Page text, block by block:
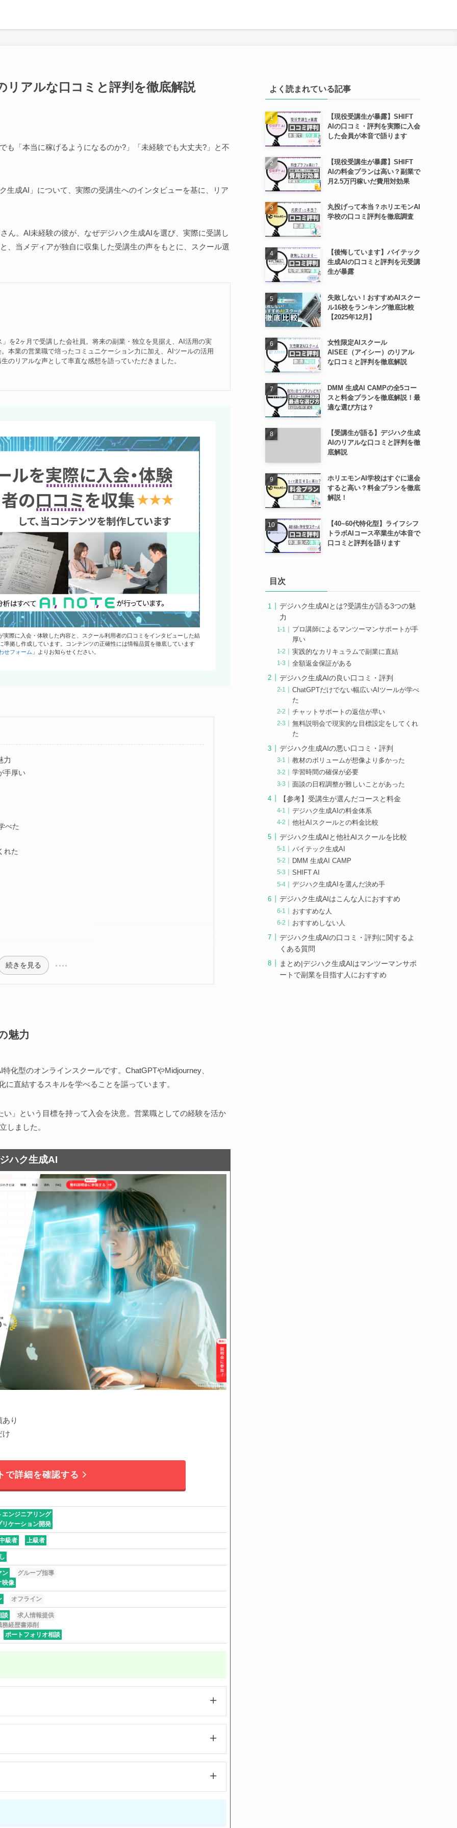
リアルな口コミと評判を徹底解説
も「本当に稼げるようになるのか?」「未経験でも大丈夫?」と不
生成AI」について、実際の受講生へのインタビューを基に、リア
ん。AI未経験の彼が、なぜデジハク生成AIを選び、実際に受講し
、当メディアが独自に収集した受講生の声をもとに、スクール選
を2ヶ月で受講した会社員。将来の副業・独立を見据え、AI活用の実
本業の営業職で培ったコミュニケーション力に加え、AIツールの活用
のリアルな声として率直な感想を語っていただきました。
際に入会・体験した内容と、スクール利用者の口コミをインタビューした結
準拠し作成しています。コンテンツの正確性には情報品質を徹底しています
せフォーム 」よりお知らせください。
力
手厚い
べた
れた
続きを見る
魅力
化型のオンラインスクールです。ChatGPTやMidjourney、
直結するスキルを学べることを謳っています。
」という目標を持って入会を決意。営業職としての経験を活か
しました。
ハク生成AI
り
け
で詳細を確認する
エンジニアリング
ケーション開発
級者 上級者
ン
グループ指導
映像
オフライン
談
求人情報提供
経歴書添削
ポートフォリオ相談
よく読まれている記事
【現役受講生が暴露】SHIFT
AIの口コミ・評判を実際に入会
した会員が本音で語ります
【現役受講生が暴露】SHIFT
AIの料金プランは高い？副業で
月2.5万円稼いだ費用対効果
丸投げって本当？ホリエモンAI
学校の口コミ評判を徹底調査
【後悔しています】バイテック
生成AIの口コミと評判を元受講
生が暴露
失敗しない！おすすめAIスクー
ル16校をランキング徹底比較
【2025年12月】
女性限定AIスクール
AISEE（アイシー）のリアル
な口コミと評判を徹底解説
DMM 生成AI CAMPの全5コー
スと料金プランを徹底解説！最
適な選び方は？
【受講生が語る】デジハク生成
AIのリアルな口コミと評判を徹
底解説
ホリエモンAI学校はすぐに退会
すると高い？料金プランを徹底
解説！
【40~60代特化型】ライフシフ
トラボAIコース卒業生が本音で
口コミと評判を語ります
目次
デジハク生成AIとは?受講生が語る3つの魅
力
プロ講師によるマンツーマンサポートが手
厚い
実践的なカリキュラムで副業に直結
全額返金保証がある
デジハク生成AIの良い口コミ・評判
ChatGPTだけでない幅広いAIツールが学べ
た
チャットサポートの返信が早い
無料説明会で現実的な目標設定をしてくれ
た
デジハク生成AIの悪い口コミ・評判
教材のボリュームが想像より多かった
学習時間の確保が必要
面談の日程調整が難しいことがあった
【参考】受講生が選んだコースと料金
デジハク生成AIの料金体系
他社AIスクールとの料金比較
デジハク生成AIと他社AIスクールを比較
バイテック生成AI
DMM 生成AI CAMP
SHIFT AI
デジハク生成AIを選んだ決め手
デジハク生成AIはこんな人におすすめ
おすすめな人
おすすめしない人
デジハク生成AIの口コミ・評判に関するよ
くある質問
まとめ|デジハク生成AIはマンツーマンサポ
ートで副業を目指す人におすすめ